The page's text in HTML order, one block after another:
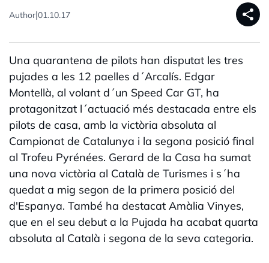
Author|01.10.17 share
Una quarantena de pilots han disputat les tres
pujades a les 12 paelles d´Arcalís. Edgar
Montellà, al volant d´un Speed Car GT, ha
protagonitzat l´actuació més destacada entre els
pilots de casa, amb la victòria absoluta al
Campionat de Catalunya i la segona posició final
al Trofeu Pyrénées. Gerard de la Casa ha sumat
una nova victòria al Català de Turismes i s´ha
quedat a mig segon de la primera posició del
d'Espanya. També ha destacat Amàlia Vinyes,
que en el seu debut a la Pujada ha acabat quarta
absoluta al Català i segona de la seva categoria.